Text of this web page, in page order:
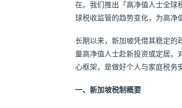
在。我们推出「高净值人士全球
球税收监管的趋势变化，为高净
长期以来，新加坡凭借其稳定的
量高净值人士赴新投资或定居。
心框架，是做好个人与家庭税务
一、新加坡税制概要